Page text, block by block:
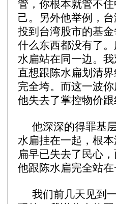
管，你根本就管不
己。另外他举例，
投到台湾股市的基
什么东西都没有了
水扁站在同一边。
直想跟陈水扁划清
完全垮。而这一波
他失去了掌控物价跟
他深深的得罪基
水扁挂在一起，根
扁早已失去了民心
他跟陈水扁完全站
我们前几天见到